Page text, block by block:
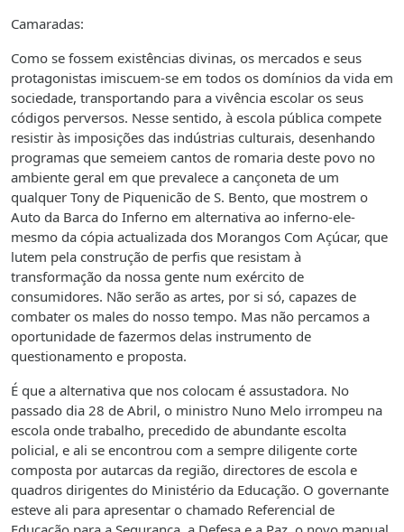
Camaradas:
Como se fossem existências divinas, os mercados e seus
protagonistas imiscuem-se em todos os domínios da vida em
sociedade, transportando para a vivência escolar os seus
códigos perversos. Nesse sentido, à escola pública compete
resistir às imposições das indústrias culturais, desenhando
programas que semeiem cantos de romaria deste povo no
ambiente geral em que prevalece a cançoneta de um
qualquer Tony de Piquenicão de S. Bento, que mostrem o
Auto da Barca do Inferno em alternativa ao inferno-ele-
mesmo da cópia actualizada dos Morangos Com Açúcar, que
lutem pela construção de perfis que resistam à
transformação da nossa gente num exército de
consumidores. Não serão as artes, por si só, capazes de
combater os males do nosso tempo. Mas não percamos a
oportunidade de fazermos delas instrumento de
questionamento e proposta.
É que a alternativa que nos colocam é assustadora. No
passado dia 28 de Abril, o ministro Nuno Melo irrompeu na
escola onde trabalho, precedido de abundante escolta
policial, e ali se encontrou com a sempre diligente corte
composta por autarcas da região, directores de escola e
quadros dirigentes do Ministério da Educação. O governante
esteve ali para apresentar o chamado Referencial de